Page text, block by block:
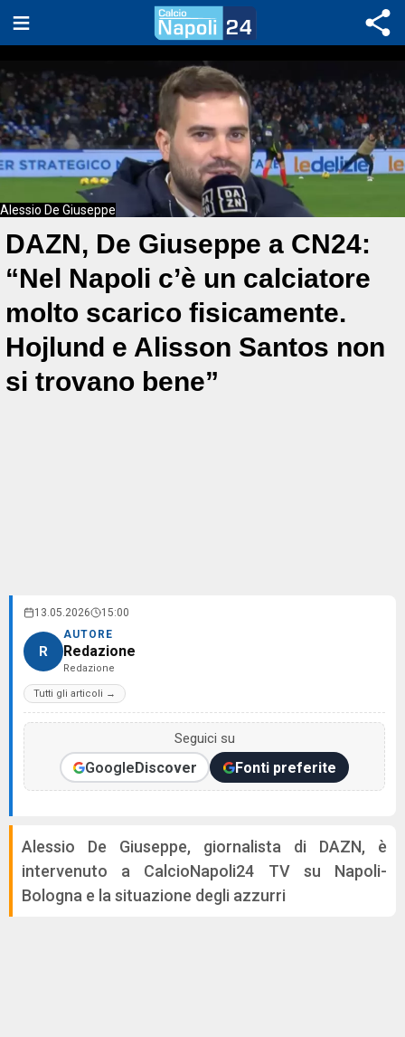
Alessio De Giuseppe
DAZN, De Giuseppe a CN24:
“Nel Napoli c’è un calciatore
molto scarico fisicamente.
Hojlund e Alisson Santos non
si trovano bene”
13.05.2026 15:00
R
AUTORE
Redazione
Redazione
Tutti gli articoli →
Seguici su
GoogleDiscover Fonti preferite
Alessio De Giuseppe, giornalista di DAZN, è
intervenuto a CalcioNapoli24 TV su Napoli-
Bologna e la situazione degli azzurri